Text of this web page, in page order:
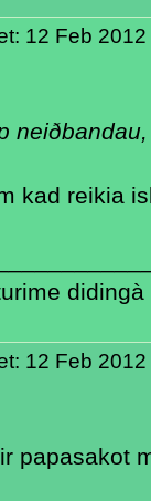
12 Feb 2012
kad reikia
12 Feb 2012
papasakot